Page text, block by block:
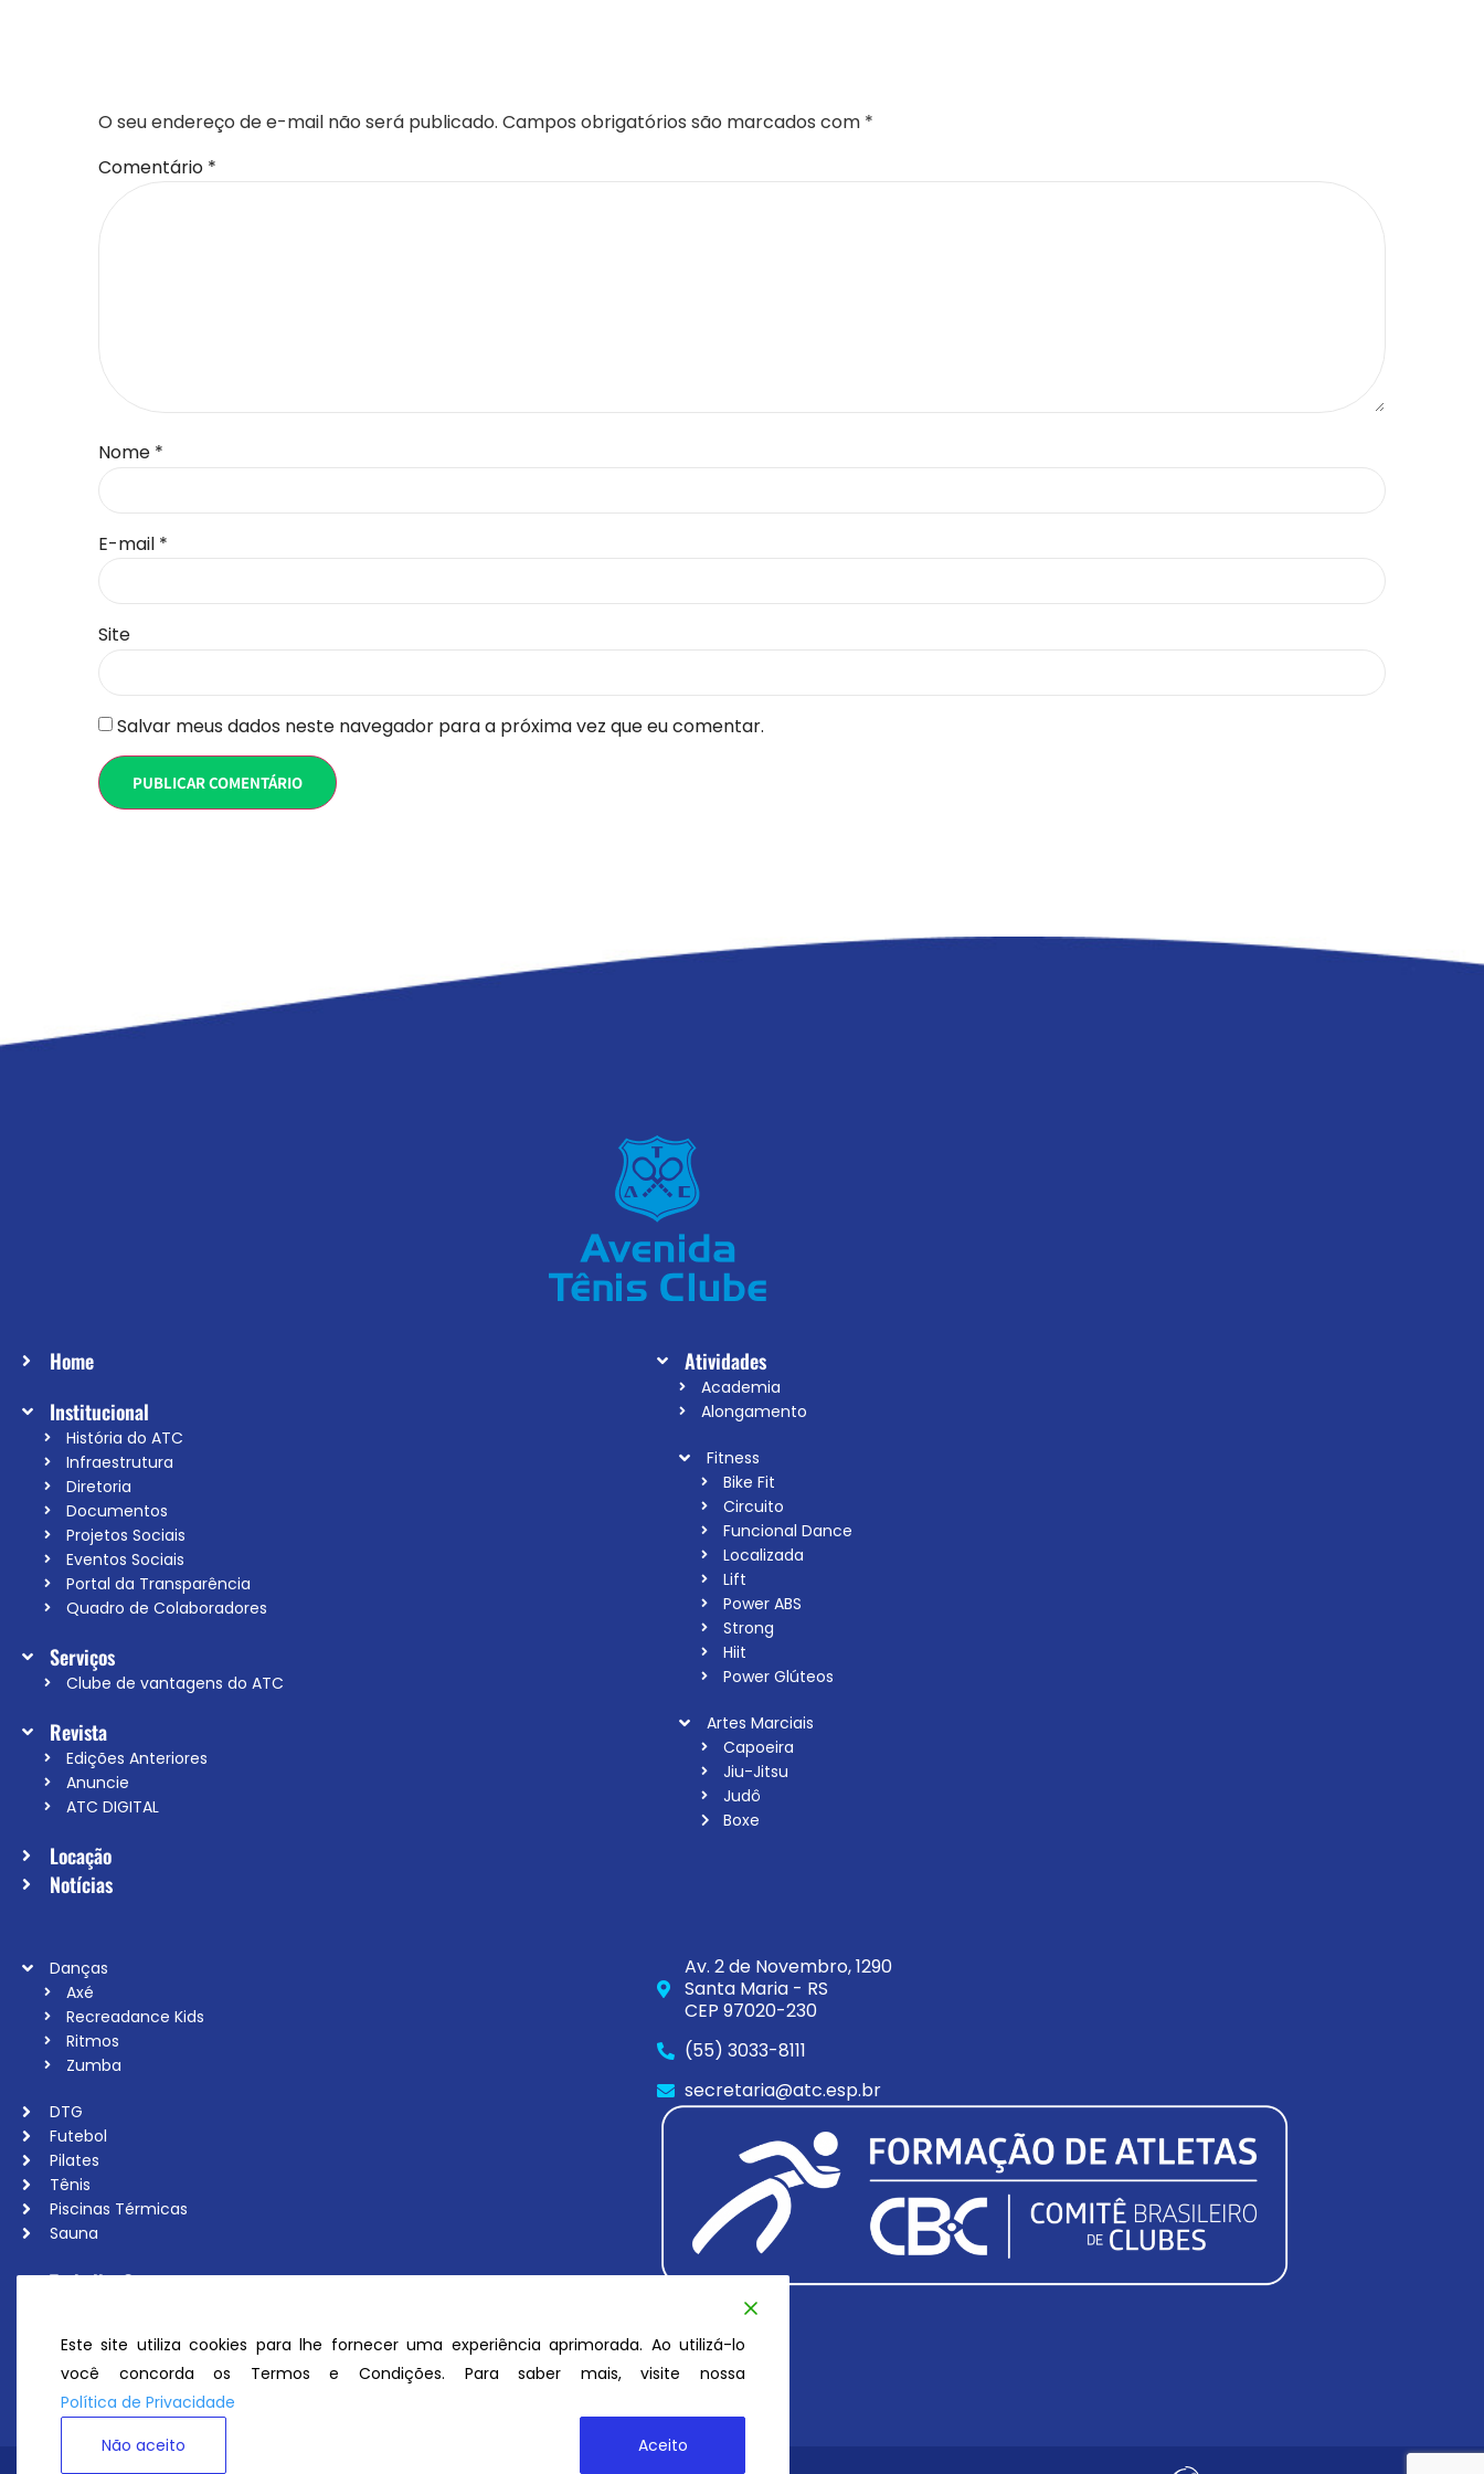
O seu endereço de e-mail não será publicado. Campos obrigatórios são marcados com *
Comentário *
Nome *
E-mail *
Site
Salvar meus dados neste navegador para a próxima vez que eu comentar.
Home
Institucional
História do ATC
Infraestrutura
Diretoria
Documentos
Projetos Sociais
Eventos Sociais
Portal da Transparência
Quadro de Colaboradores
Serviços
Clube de vantagens do ATC
Revista
Edições Anteriores
Anuncie
ATC DIGITAL
Locação
Notícias
Atividades
Academia
Alongamento
Fitness
Bike Fit
Circuito
Funcional Dance
Localizada
Lift
Power ABS
Strong
Hiit
Power Glúteos
Artes Marciais
Capoeira
Jiu-Jitsu
Judô
Boxe
Danças
Axé
Recreadance Kids
Ritmos
Zumba
DTG
Futebol
Pilates
Tênis
Piscinas Térmicas
Sauna
Trabalhe Conosco
Ouvidoria
Política de Privacidade
Perguntas Frequentes
Av. 2 de Novembro, 1290
Santa Maria - RS
CEP 97020-230
(55) 3033-8111
secretaria@atc.esp.br
Este site utiliza cookies para lhe fornecer uma experiência aprimorada. Ao utilizá-lo
você concorda os Termos e Condições. Para saber mais, visite nossa
Política de Privacidade
Não aceito
Aceito